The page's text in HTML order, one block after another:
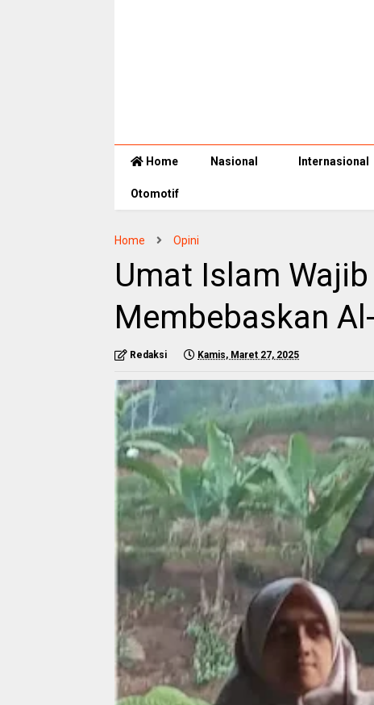
Home Nasional Internasional
Otomotif
Home Opini
Umat Islam
Membebaskan
Redaksi Kamis, Maret 27, 2025